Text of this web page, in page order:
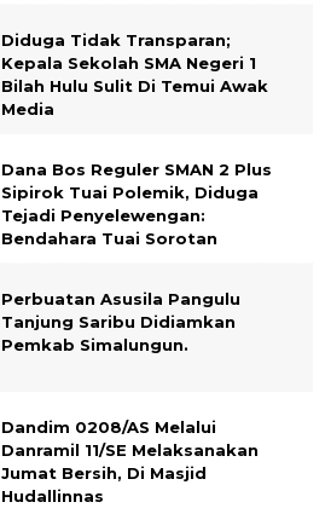
Diduga Tidak Transparan;
Kepala Sekolah SMA Negeri 1
Bilah Hulu Sulit Di Temui Awak
Media
Dana Bos Reguler SMAN 2 Plus
Sipirok Tuai Polemik, Diduga
Tejadi Penyelewengan:
Bendahara Tuai Sorotan
Perbuatan Asusila Pangulu
Tanjung Saribu Didiamkan
Pemkab Simalungun.
Dandim 0208/AS Melalui
Danramil 11/SE Melaksanakan
Jumat Bersih, Di Masjid
Hudallinnas